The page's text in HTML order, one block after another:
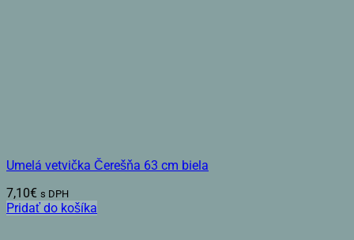
Umelá vetvička Čerešňa 63 cm biela
7,10€ s DPH
Pridať do košíka